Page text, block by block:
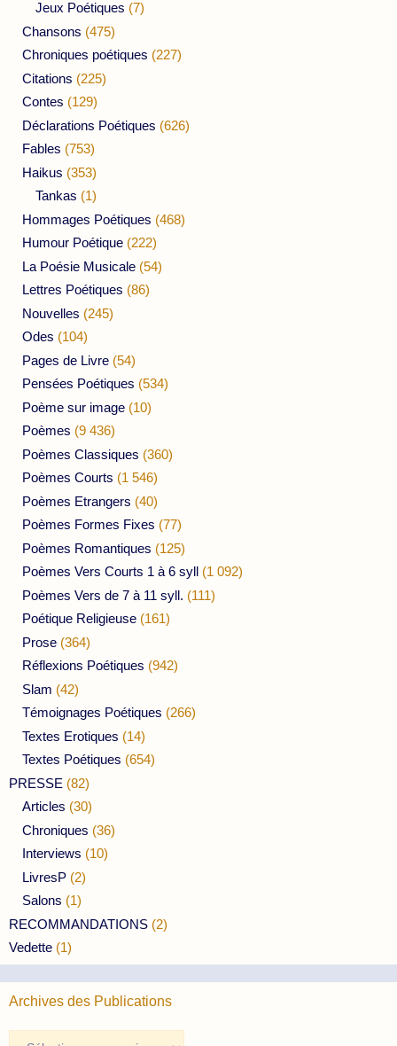
Jeux Poétiques (7)
Chansons (475)
Chroniques poétiques (227)
Citations (225)
Contes (129)
Déclarations Poétiques (626)
Fables (753)
Haikus (353)
Tankas (1)
Hommages Poétiques (468)
Humour Poétique (222)
La Poésie Musicale (54)
Lettres Poétiques (86)
Nouvelles (245)
Odes (104)
Pages de Livre (54)
Pensées Poétiques (534)
Poème sur image (10)
Poèmes (9 436)
Poèmes Classiques (360)
Poèmes Courts (1 546)
Poèmes Etrangers (40)
Poèmes Formes Fixes (77)
Poèmes Romantiques (125)
Poèmes Vers Courts 1 à 6 syll (1 092)
Poèmes Vers de 7 à 11 syll. (111)
Poétique Religieuse (161)
Prose (364)
Réflexions Poétiques (942)
Slam (42)
Témoignages Poétiques (266)
Textes Erotiques (14)
Textes Poétiques (654)
PRESSE (82)
Articles (30)
Chroniques (36)
Interviews (10)
LivresP (2)
Salons (1)
RECOMMANDATIONS (2)
Vedette (1)
Archives des Publications